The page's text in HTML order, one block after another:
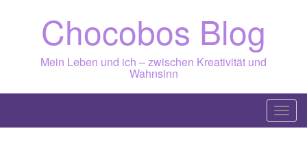
Chocobos Blog
Mein Leben und ich – zwischen Kreativität und
Wahnsinn
T
o